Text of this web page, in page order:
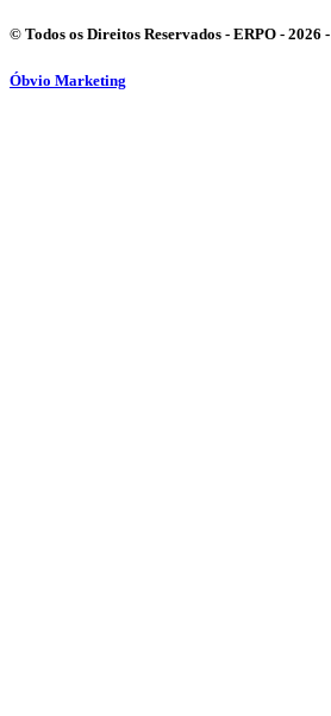
© Todos os Direitos Reservados - ERPO - 2026
Óbvio Marketing